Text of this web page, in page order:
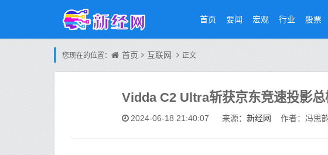
首页 要闻 宏观 行业 股票
您现在的位置： 首页 互联网 正文
Vidda C2 Ultra斩获京东竞速投影
2024-06-18 21:40:07 来源： 新经网 作者：冯思